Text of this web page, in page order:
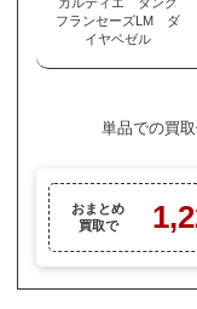
フランセーズLM ダ
イヤベゼル
単品での買
おまとめ
買取で